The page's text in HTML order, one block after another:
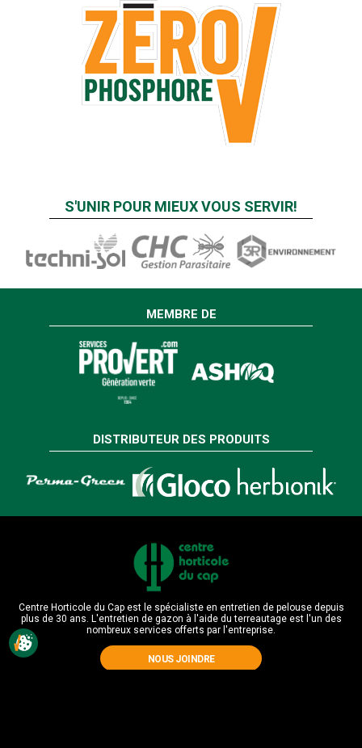
S'UNIR POUR MIEUX VOUS SERVIR!
MEMBRE DE
DISTRIBUTEUR DES PRODUITS
Centre Horticole du Cap est le spécialiste en entretien de pelouse depuis
plus de 30 ans. L'entretien de gazon à l'aide du terreautage est l'un des
nombreux services offerts par l'entreprise.
NOUS JOINDRE